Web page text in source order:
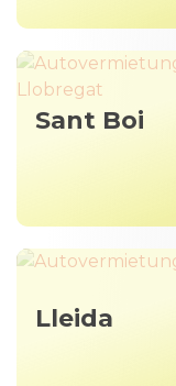
Sant Boi
Lleida